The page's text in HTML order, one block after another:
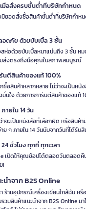
มื่อสั่งครบขั้นต่ำที่บริษัทกำหนด
มียอดสั่งซื้อสินค้าขั้นต่ำที่บริษัทกำห
ดภัย ด้วยบับเบิ้ล 3 ชั้น
ห่อด้วยบับเบิ้ลหนาแน่นถึง 3 ชั้น หม
มส่งตรงถึงมือคุณในสภาพสมบูรณ์
นตีสินค้าของแท้ 100%
อสินค้าหลากหลาย ไม่ว่าจะเป็นหนั
มั่นใจ ด้วยการการันตีสินค้าของแท้
ายใน 14 วัน
ว่าจะเป็นหนังสือที่เลือกผิด หรือสิน
ย ๆ ภายใน 14 วันนับจากวันที่ได้รับสิ
ชั่วโมง ทุกที่ ทุกเวลา
เปิดให้คุณช้อปได้ตลอดวันตลอดคื
!
ำจาก B2S Online
ร้านอุปกรณ์เครื่องเขียนใกล้ฉัน หรื
รวมสินค้าแนะนำจาก B2S Online